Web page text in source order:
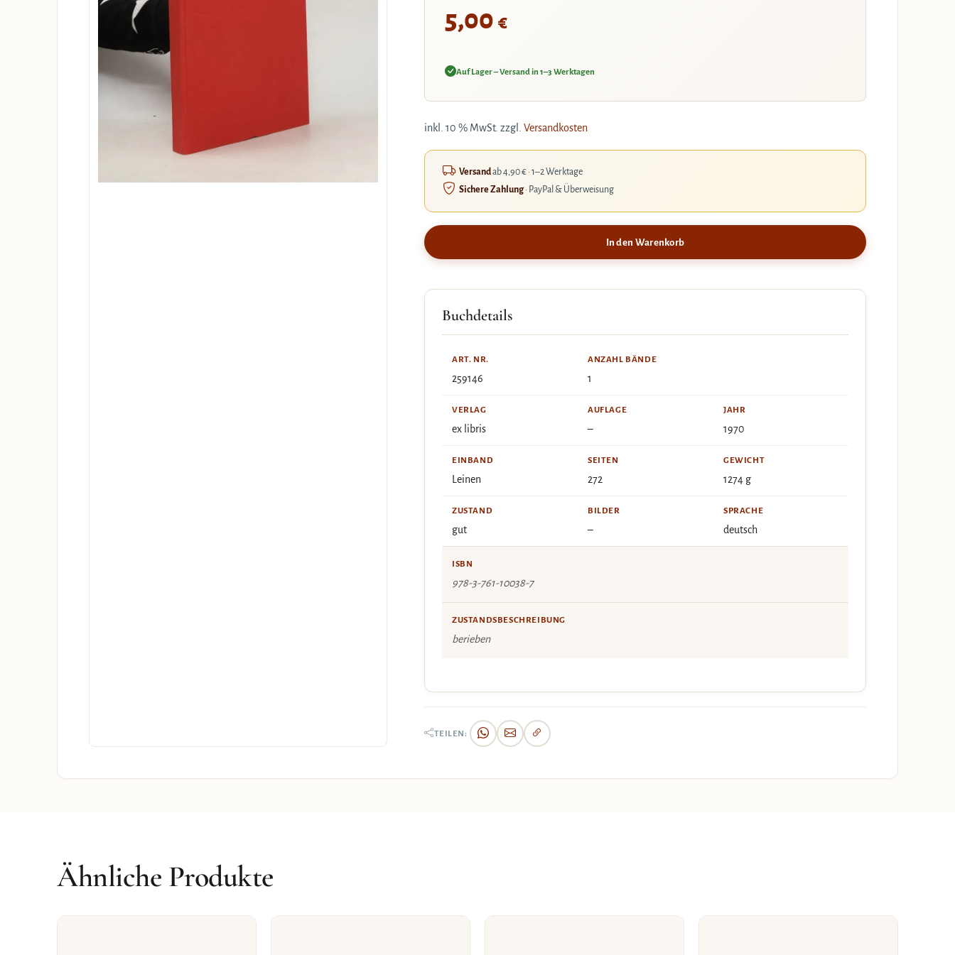
5,00 €
Auf Lager – Versand in 1–3 Werktagen
inkl. 10 % MwSt. zzgl. Versandkosten
Versandab 4,90 € · 1–2 Werktage
Sichere Zahlung· PayPal & Überweisung
In den Warenkorb
Buchdetails
ART. NR.
259146
ANZAHL BÄNDE
1
VERLAG
ex libris
AUFLAGE
–
JAHR
1970
EINBAND
Leinen
SEITEN
272
GEWICHT
1274 g
ZUSTAND
gut
BILDER
–
SPRACHE
deutsch
ISBN
978-3-761-10038-7
ZUSTANDSBESCHREIBUNG
berieben
TEILEN:
Ähnliche Produkte